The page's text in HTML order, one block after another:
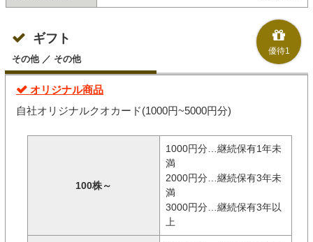
優待1
ギフト
その他 ／ その他
オリジナル商品
自社オリジナルクオカード(1000円~5000円分)
100株～
1000円分…継続保有1年未
満
2000円分…継続保有3年未
満
3000円分…継続保有3年以
上